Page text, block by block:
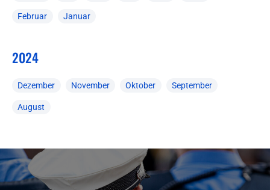
Februar Januar
2024
Dezember November Oktober September
August